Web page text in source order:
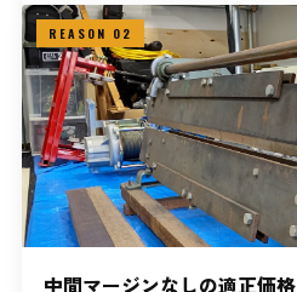
REASON 02
中間マージンなしの適正価格